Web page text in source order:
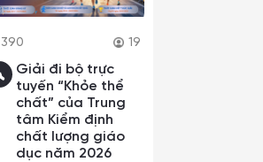
390 19
Giải đi bộ trực
tuyến “Khỏe thể
chất” của Trung
tâm Kiểm định
chất lượng giáo
dục năm 2026